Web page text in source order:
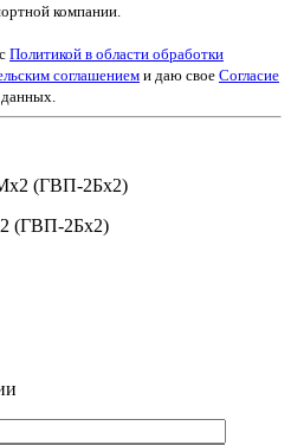
компании.
Политикой в области обработки
соглашением и даю свое Согласие
(ГВП-2Бх2)